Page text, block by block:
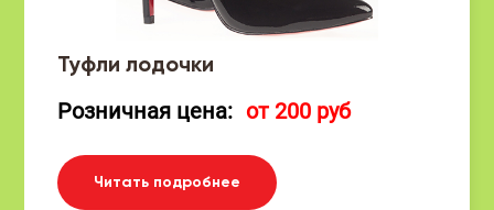
Туфли лодочки
Розничная цена: от 200 руб
Читать подробнее